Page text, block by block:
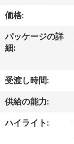
て
場
旅
行
価格:
パッケージの詳
細:
受渡し時間:
供給の能力:
ハイライト: